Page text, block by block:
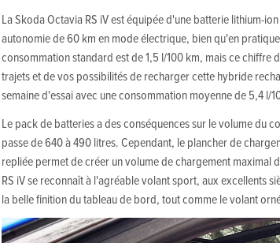
La Skoda Octavia RS iV est équipée d'une batterie lithium-
autonomie de 60 km en mode électrique, bien qu'en
consommation standard est de 1,5 l/100 km, mais ce chiffre
trajets et de vos possibilités de recharger cette hybride
semaine d'essai avec une consommation moyenne de 5,4 l/
Le pack de batteries a des conséquences sur le volume du
passe de 640 à 490 litres. Cependant, le plancher de
repliée permet de créer un volume de chargement maximal
RS iV se reconnaît à l'agréable volant sport, aux excellents
la belle finition du tableau de bord, tout comme le volant